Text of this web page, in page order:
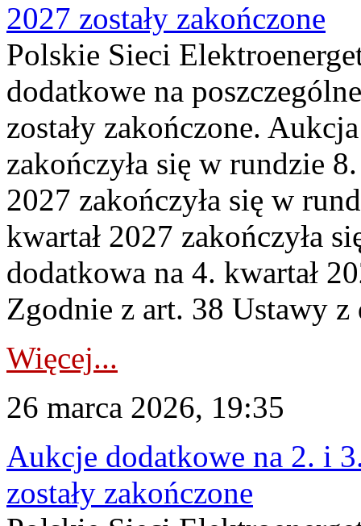
2027 zostały zakończone
Polskie Sieci
dodatkowe na
zostały zakończone.
zakończyła się w rundzie
2027 zakończyła się w
kwartał 2027 zakończyła
dodatkowa na 4. kwartał
Zgodnie z art. 38 Ustawy
Więcej...
26 marca 2026, 19:35
Aukcje dodatkowe na 2. i
zostały zakończone